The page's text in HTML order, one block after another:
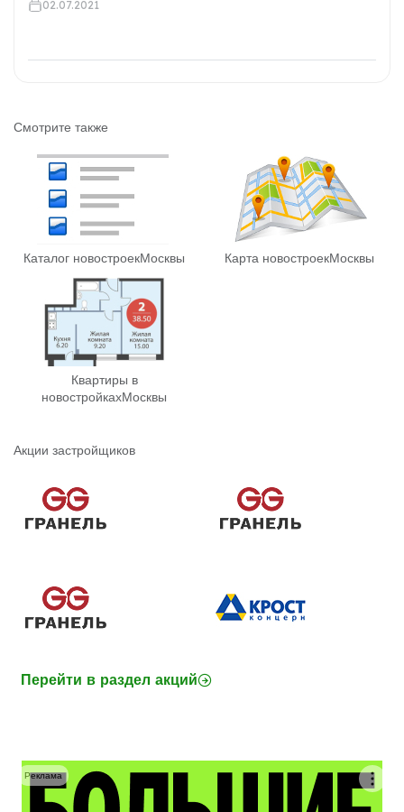
02.07.2021
Смотрите также
Каталог новостроекМосквы Карта новостроекМосквы
Квартиры в
новостройкахМосквы
Акции застройщиков
Перейти в раздел акций
Реклама